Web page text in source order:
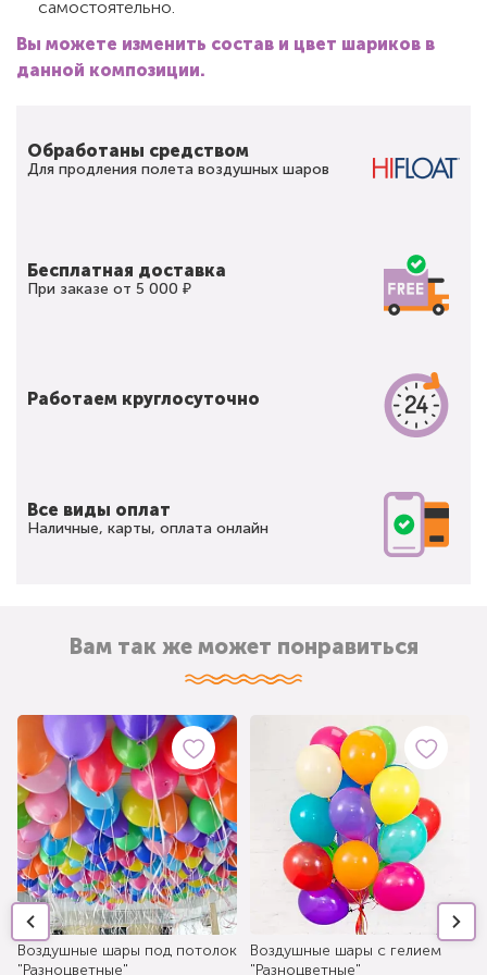
самостоятельно.
Вы можете изменить состав и цвет шариков в
данной композиции.
Обработаны средством
Для продления полета воздушных шаров
Бесплатная доставка
При заказе от 5 000 ₽
Работаем круглосуточно
Все виды оплат
Наличные, карты, оплата онлайн
Вам так же может понравиться
Воздушные шары под потолок
"Разноцветные"
Воздушные шары с гелием
"Разноцветные"